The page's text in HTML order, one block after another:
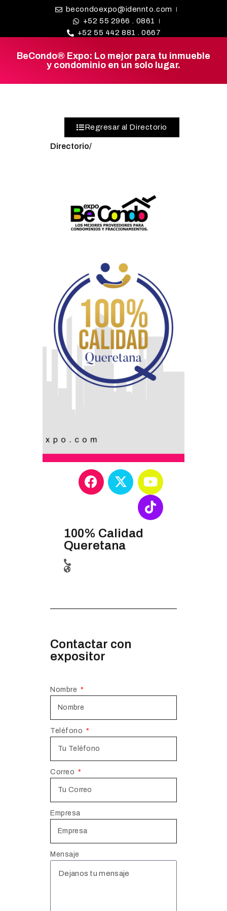
becondoexpo@idennto.com
+52 55 2966 . 0861
+52 55 442 881 . 0667
BeCondo® Expo: Lo mejor para tu inmueble
y condominio en un solo lugar.
BE CONDO
¿BUSCAS
PROVEEDOR?
Regresar al Directorio
Directorio/
100% Calidad
Queretana
Contactar con
expositor
Nombre
Teléfono
Correo
Empresa
Mensaje